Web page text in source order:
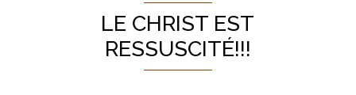
LE CHRIST EST
RESSUSCITÉ!!!